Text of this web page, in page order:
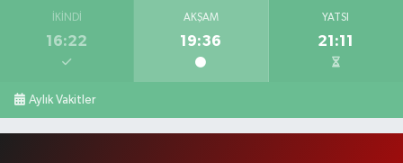
İKINDI
16:22
AKŞAM
19:36
YATSI
21:11
Aylık Vakitler